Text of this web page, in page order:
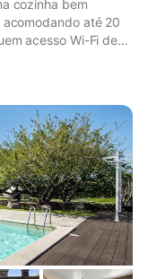
cozinha bem
até 20
acesso Wi-Fi de
em casa, uma
uma mesa de ténis
acomodação não